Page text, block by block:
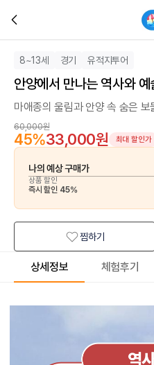
8~13세 경기 유적지투어
안양에서 만나는 역사와 예
마애종의 울림과 안양 속 숨은 보
60,000원
45%33,000원 최대 할인가
나의 예상 구매가
상품 할인
즉시 할인 45%
찜하기
상세정보 체험후기